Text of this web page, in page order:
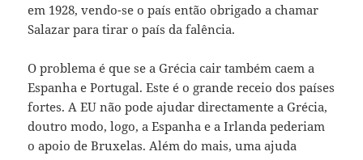
em 1928, vendo-se o país então obrigado a chamar
Salazar para tirar o país da falência.
O problema é que se a Grécia cair também caem a
Espanha e Portugal. Este é o grande receio dos países
fortes. A EU não pode ajudar directamente a Grécia,
doutro modo, logo, a Espanha e a Irlanda pederiam
o apoio de Bruxelas. Além do mais, uma ajuda